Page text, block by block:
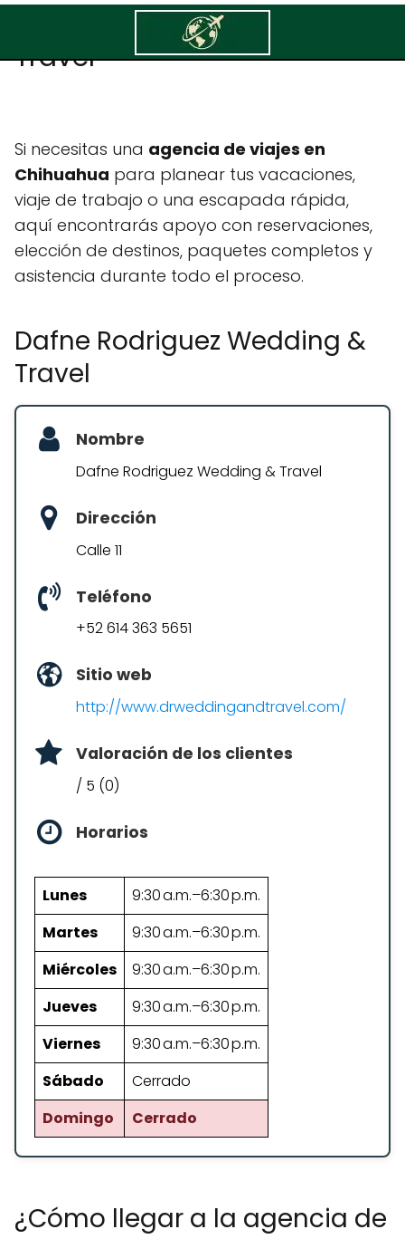
Dafne Rodriguez Wedding &
Travel
Si necesitas una agencia de viajes en
Chihuahua para planear tus vacaciones,
viaje de trabajo o una escapada rápida,
aquí encontrarás apoyo con reservaciones,
elección de destinos, paquetes completos y
asistencia durante todo el proceso.
Dafne Rodriguez Wedding &
Travel
Nombre
Dafne Rodriguez Wedding & Travel
Dirección
Calle 11
Teléfono
+52 614 363 5651
Sitio web
http://www.drweddingandtravel.com/
Valoración de los clientes
/ 5 (0)
Horarios
Lunes
9:30 a.m.–6:30 p.m.
Martes
9:30 a.m.–6:30 p.m.
Miércoles
9:30 a.m.–6:30 p.m.
Jueves
9:30 a.m.–6:30 p.m.
Viernes
9:30 a.m.–6:30 p.m.
Sábado
Cerrado
Domingo
Cerrado
¿Cómo llegar a la agencia de